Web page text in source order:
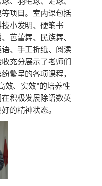
项目。室内课包括
小发明、硬笔书
芭蕾舞、民族舞、
、手工折纸、阅读
充分展示了老师们
繁呈的各项课程，
效、实效”的培养性
在积极发展除语数英
的精神状态。